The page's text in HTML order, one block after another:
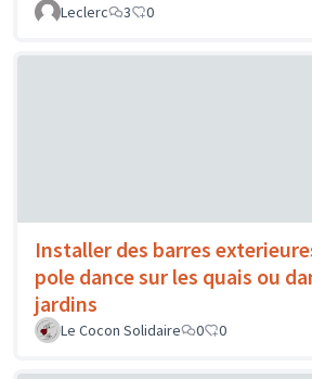
Leclerc
3 0
Installer des barres
pole dance sur les quais ou
jardins
Le Cocon Solidaire 0 0